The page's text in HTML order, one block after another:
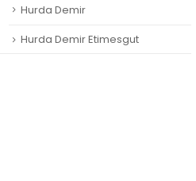
Hurda Demir
Hurda Demir Etimesgut